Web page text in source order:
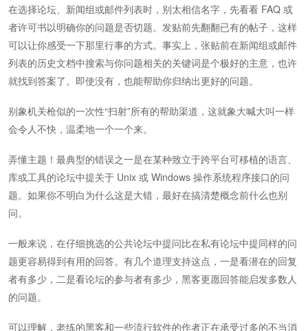
在选择论坛、新闻组或邮件列表时，别太相信名字，先看看 FAQ 或
者许可书以明确你的问题是否切题。发贴前先翻翻已有的帖子，这样
可以让你感受一下那里行事的方式。事实上，张贴前在新闻组或邮件
列表的历史文档中搜索与你问题相关的关键词是个极好的主意，也许
就找到答案了。即使没有，也能帮助你归纳出更好的问题。
别象机关枪似的一次性“扫射”所有的帮助渠道，这就象大喊大叫一样
会令人不快，温柔地一个一个来。
弄懂主题！最典型的错误之一是在某种致立于跨平台可移植的语言、
库或工具的论坛中提关于 Unix 或 Windows 操作系统程序接口的问
题。如果你不明白为什么这是大错，最好在搞清楚概念前什么也别
问。
一般来说，在仔细挑选的公共论坛中提问比在私有论坛中提同样的问
题更容易得到有用的回答。有几个道理支持这点，一是看潜在的回复
者有多少，二是看论坛的参与者有多少，黑客更愿回答能启发多数人
的问题。
可以理解，老练的黑客和一些流行软件的作者正在承受过多的不当消